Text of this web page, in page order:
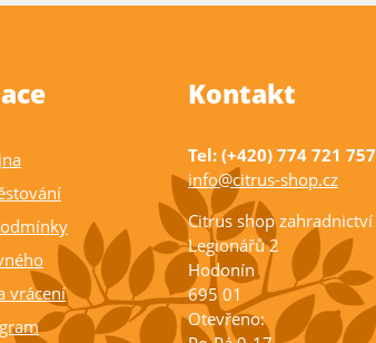
vrácení
Kontakt
Tel: (+420) 774 721 757
info@citrus-shop.cz
Citrus shop zahradnictví
Legionářů 2
Hodonín
695 01
Otevřeno: